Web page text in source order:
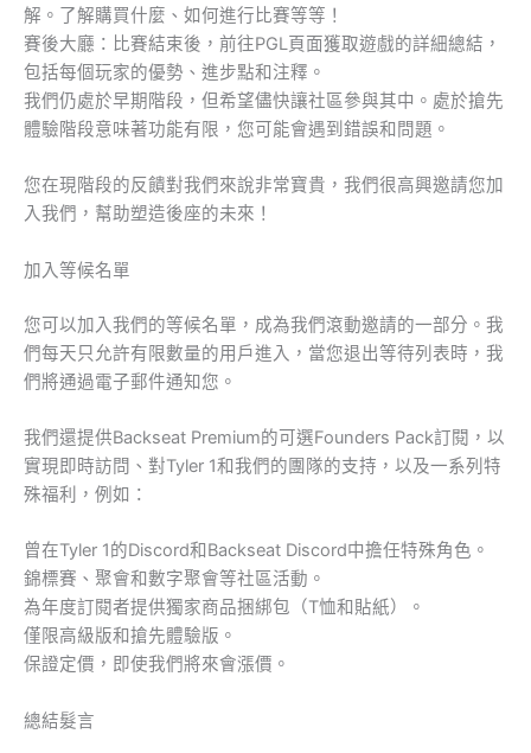
解。了解購買什麼、如何進行比賽等等！
賽後大廳：比賽結束後，前往PGL頁面獲取遊戲的詳細總結，
包括每個玩家的優勢、進步點和注釋。
我們仍處於早期階段，但希望儘快讓社區參與其中。處於搶先
體驗階段意味著功能有限，您可能會遇到錯誤和問題。
您在現階段的反饋對我們來說非常寶貴，我們很高興邀請您加
入我們，幫助塑造後座的未來！
加入等候名單
您可以加入我們的等候名單，成為我們滾動邀請的一部分。我
們每天只允許有限數量的用戶進入，當您退出等待列表時，我
們將通過電子郵件通知您。
我們還提供Backseat Premium的可選Founders Pack訂閱，以
實現即時訪問、對Tyler 1和我們的團隊的支持，以及一系列特
殊福利，例如：
曾在Tyler 1的Discord和Backseat Discord中擔任特殊角色。
錦標賽、聚會和數字聚會等社區活動。
為年度訂閱者提供獨家商品捆綁包（T恤和貼紙）。
僅限高級版和搶先體驗版。
保證定價，即使我們將來會漲價。
總結髮言